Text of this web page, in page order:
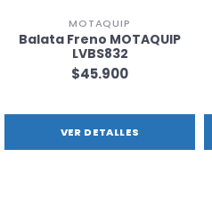
MOTAQUIP
Balata Freno MOTAQUIP
LVBS832
$45.900
VER DETALLES